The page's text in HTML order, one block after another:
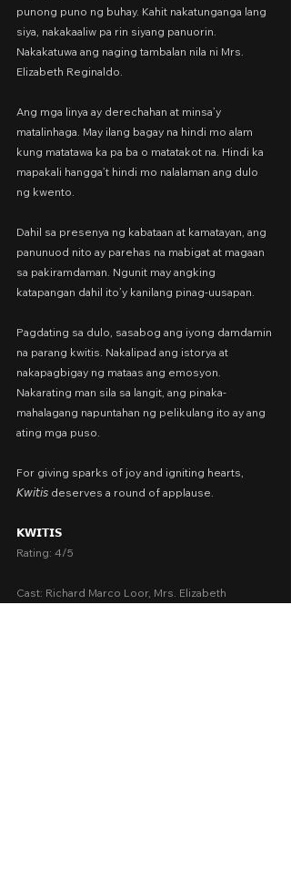
punong puno ng buhay. Kahit nakatunganga lang
siya, nakakaaliw pa rin siyang panuorin.
Nakakatuwa ang naging tambalan nila ni Mrs.
Elizabeth Reginaldo.
Ang mga linya ay derechahan at minsa’y
matalinhaga. May ilang bagay na hindi mo alam
kung matatawa ka pa ba o matatakot na. Hindi ka
mapakali hangga’t hindi mo nalalaman ang dulo
ng kwento.
Dahil sa presenya ng kabataan at kamatayan, ang
panunuod nito ay parehas na mabigat at magaan
sa pakiramdaman. Ngunit may angking
katapangan dahil ito’y kanilang pinag-uusapan.
Pagdating sa dulo, sasabog ang iyong damdamin
na parang kwitis. Nakalipad ang istorya at
nakapagbigay ng mataas ang emosyon.
Nakarating man sila sa langit, ang pinaka-
mahalagang napuntahan ng pelikulang ito ay ang
ating mga puso.
For giving sparks of joy and igniting hearts,
𝘒𝘸𝘪𝘵𝘪𝘴 deserves a round of applause.
𝗞𝗪𝗜𝗧𝗜𝗦
Rating: 4/5
Cast: Richard Marco Loor, Mrs. Elizabeth